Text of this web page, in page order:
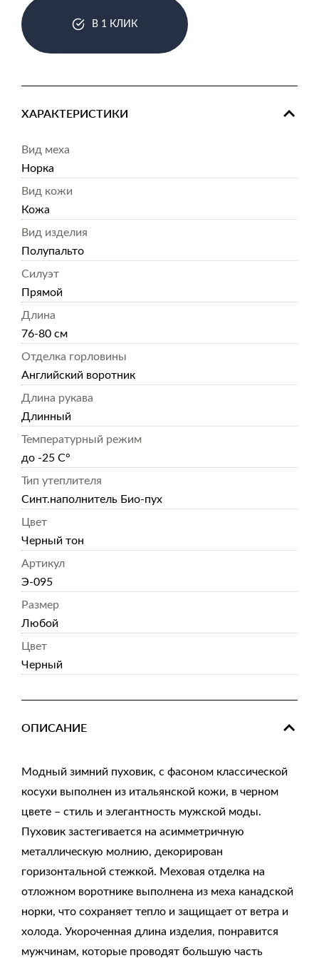
В 1 КЛИК
ХАРАКТЕРИСТИКИ
Вид меха
Норка
Вид кожи
Кожа
Вид изделия
Полупальто
Силуэт
Прямой
Длина
76-80 см
Отделка горловины
Английский воротник
Длина рукава
Длинный
Температурный режим
до -25 С°
Тип утеплителя
Синт.наполнитель Био-пух
Цвет
Черный тон
Артикул
Э-095
Размер
Любой
Цвет
Черный
ОПИСАНИЕ
Модный зимний пуховик, с фасоном классической
косухи выполнен из итальянской кожи, в черном
цвете – стиль и элегантность мужской моды.
Пуховик застегивается на асимметричную
металлическую молнию, декорирован
горизонтальной стежкой. Меховая отделка на
отложном воротнике выполнена из меха канадской
норки, что сохраняет тепло и защищает от ветра и
холода. Укороченная длина изделия, понравится
мужчинам, которые проводят большую часть